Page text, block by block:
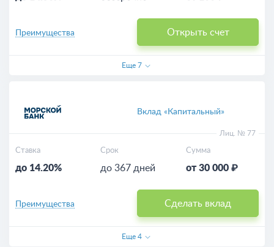
Открыть счет
Преимущества
Еще 7
Вклад «Капитальный»
Лиц. № 77
Ставка
до 14.20%
Срок
до 367 дней
Сумма
от 30 000 ₽
Сделать вклад
Преимущества
Еще 4